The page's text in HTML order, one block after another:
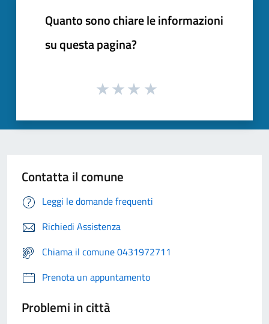
Quanto sono chiare le informazioni
su questa pagina?
Contatta il comune
Leggi le domande frequenti
Richiedi Assistenza
Chiama il comune 0431972711
Prenota un appuntamento
Problemi in città